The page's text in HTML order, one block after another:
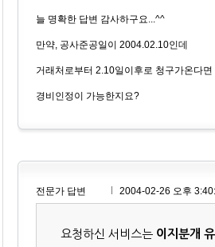
늘 명확한 답변 감사하구요...^^
만약, 공사준공일이 2004.02.10인데
거래처로부터 2.10일이후로 청구가온다면
경비인정이 가능한지요?
전문가 답변 2004-02-26 오후
요청하신 서비스는 이지분개